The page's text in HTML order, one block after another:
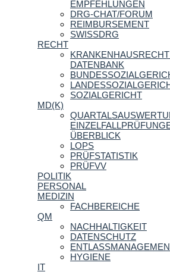
EMPFEHLUNGEN
DRG-CHAT/FORUM
REIMBURSEMENT
SWISSDRG
RECHT
DATENBANK
SOZIALGERICHT
MD(K)
ÜBERBLICK
LOPS
PRÜFSTATISTIK
PRÜFVV
POLITIK
PERSONAL
MEDIZIN
FACHBEREICHE
QM
NACHHALTIGKEIT
DATENSCHUTZ
HYGIENE
IT